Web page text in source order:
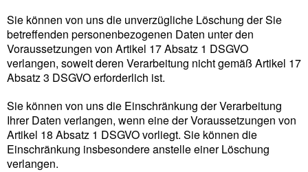
Sie können von uns die unverzügliche Löschung der Sie
betreffenden personenbezogenen Daten unter den
Voraussetzungen von Artikel 17 Absatz 1 DSGVO
verlangen, soweit deren Verarbeitung nicht gemäß Artikel 17
Absatz 3 DSGVO erforderlich ist.
Sie können von uns die Einschränkung der Verarbeitung
Ihrer Daten verlangen, wenn eine der Voraussetzungen von
Artikel 18 Absatz 1 DSGVO vorliegt. Sie können die
Einschränkung insbesondere anstelle einer Löschung
verlangen.